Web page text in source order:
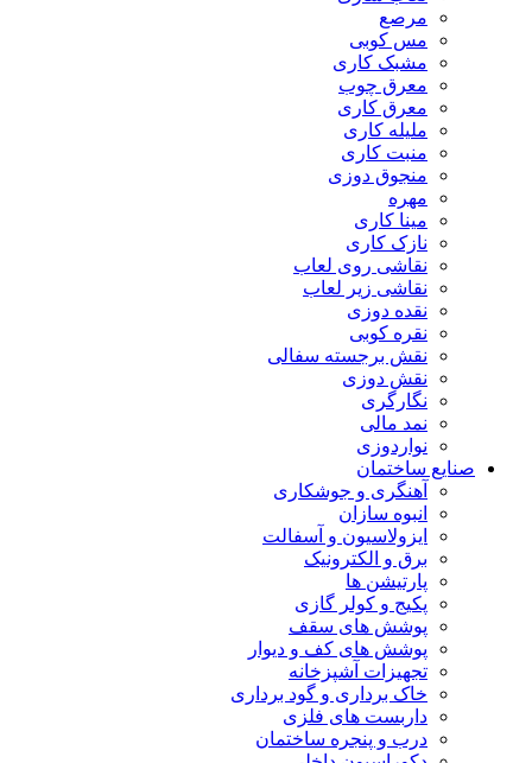
مرصع
مس کوبی
مشبک کاری
معرق چوب
معرق کاری
مليله کاری
منبت کاری
منجوق دوزی
مهره
مینا کاری
نازک کاری
نقاشی روی لعاب
نقاشی زیر لعاب
نقده دوزی
نقره کوبی
نقش برجسته سفالی
نقش دوزی
نگارگری
نمد مالی
نواردوزی
صنایع ساختمان
آهنگری و جوشکاری
انبوه سازان
ایزولاسیون و آسفالت
برق و الکترونیک
پارتیشن ها
پکیج و کولر گازی
پوشش های سقف
پوشش های کف و دیوار
تجهیزات آشپزخانه
خاک برداری و گود برداری
داربست های فلزی
درب و پنجره ساختمان